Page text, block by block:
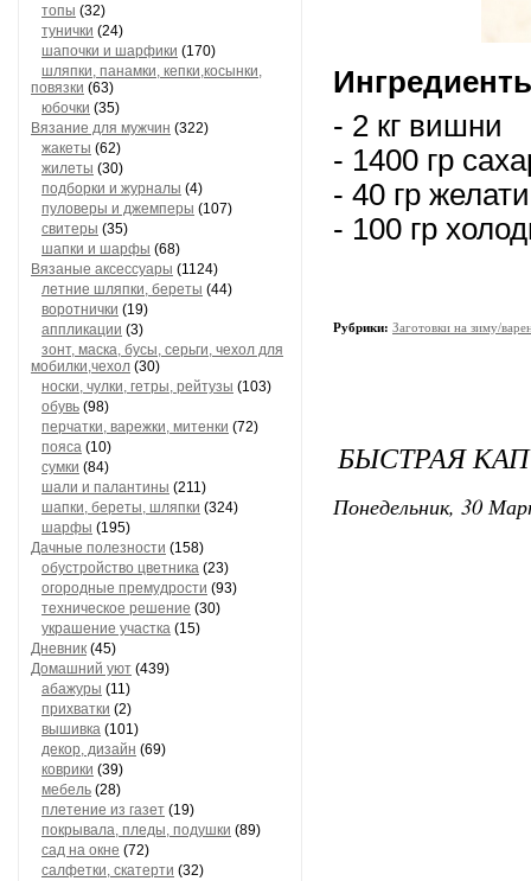
топы (32)
тунички (24)
шапочки и шарфики (170)
шляпки, панамки, кепки,косынки,
повязки (63)
юбочки (35)
Вязание для мужчин (322)
жакеты (62)
жилеты (30)
подборки и журналы (4)
пуловеры и джемперы (107)
свитеры (35)
шапки и шарфы (68)
Вязаные аксессуары (1124)
летние шляпки, береты (44)
воротнички (19)
аппликации (3)
зонт, маска, бусы, серьги, чехол для
мобилки,чехол (30)
носки, чулки, гетры, рейтузы (103)
обувь (98)
перчатки, варежки, митенки (72)
пояса (10)
сумки (84)
шали и палантины (211)
шапки, береты, шляпки (324)
шарфы (195)
Дачные полезности (158)
обустройство цветника (23)
огородные премудрости (93)
техническое решение (30)
украшение участка (15)
Дневник (45)
Домашний уют (439)
абажуры (11)
прихватки (2)
вышивка (101)
декор, дизайн (69)
коврики (39)
мебель (28)
плетение из газет (19)
покрывала, пледы, подушки (89)
сад на окне (72)
салфетки, скатерти (32)
- 2 кг вишни
- 1400 гр
- 40 гр
- 100 гр
Рубрики: Заготовки на зиму/
​БЫСТРАЯ
Понедельник, 30